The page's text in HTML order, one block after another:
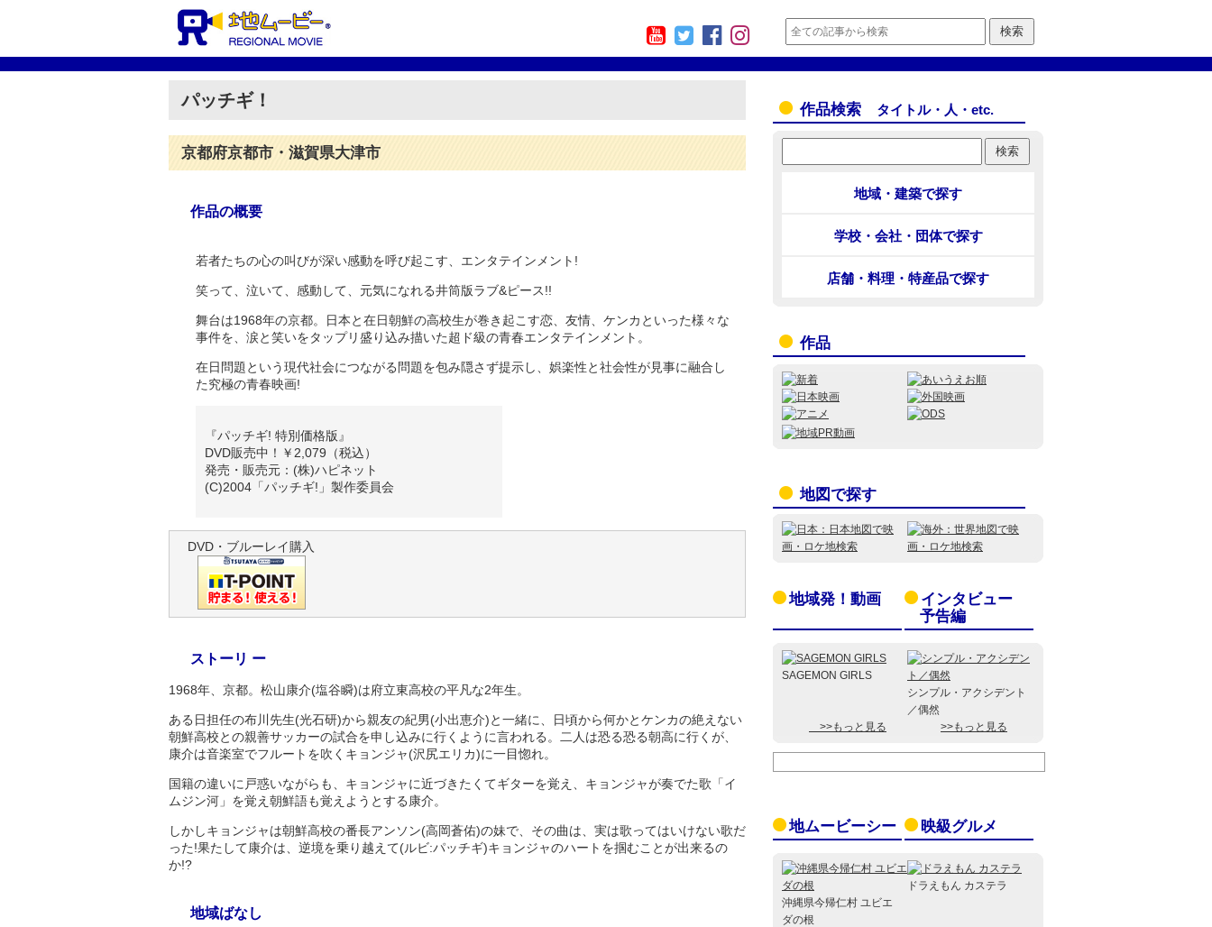
パッチギ！
京都府京都市・滋賀県大津市
作品の概要
若者たちの心の叫びが深い感動を呼び起こす、エンタテインメント!
笑って、泣いて、感動して、元気になれる井筒版ラブ&ピース!!
舞台は1968年の京都。日本と在日朝鮮の高校生が巻き起こす恋、友情、ケンカといった様々な
事件を、涙と笑いをタップリ盛り込み描いた超ド級の青春エンタテインメント。
在日問題という現代社会につながる問題を包み隠さず提示し、娯楽性と社会性が見事に融合し
た究極の青春映画!
『パッチギ! 特別価格版』
DVD販売中！￥2,079（税込）
発売・販売元：(株)ハピネット
(C)2004「パッチギ!」製作委員会
DVD・ブルーレイ購入
ストーリ ー
1968年、京都。松山康介(塩谷瞬)は府立東高校の平凡な2年生。
ある日担任の布川先生(光石研)から親友の紀男(小出恵介)と一緒に、日頃から何かとケンカの絶えない
朝鮮高校との親善サッカーの試合を申し込みに行くように言われる。二人は恐る恐る朝高に行くが、
康介は音楽室でフルートを吹くキョンジャ(沢尻エリカ)に一目惚れ。
国籍の違いに戸惑いながらも、キョンジャに近づきたくてギターを覚え、キョンジャが奏でた歌「イ
ムジン河」を覚え朝鮮語も覚えようとする康介。
しかしキョンジャは朝鮮高校の番長アンソン(高岡蒼佑)の妹で、その曲は、実は歌ってはいけない歌だ
った!果たして康介は、逆境を乗り越えて(ルビ:パッチギ)キョンジャのハートを掴むことが出来るの
か!?
地域ばなし
作品検索 タイトル・人・etc.
地域・建築で探す
学校・会社・団体で探す
店舗・料理・特産品で探す
作品
地図で探す
地域発！動画
インタビュー
予告編
SAGEMON GIRLS
シンプル・アクシデント
／偶然
>>もっと見る
>>もっと見る
地ムービーシー 映級グルメ
沖縄県今帰仁村 ユビエ
ダの根
ドラえもん カステラ